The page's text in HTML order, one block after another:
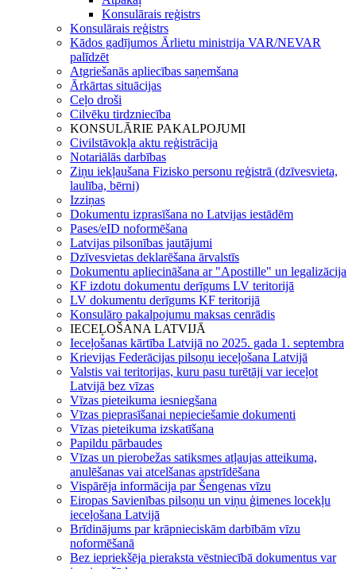
Konsulārais reģistrs
Konsulārais reģistrs
Kādos gadījumos Ārlietu ministrija VAR/NEVAR
palīdzēt
Atgriešanās apliecības saņemšana
Ārkārtas situācijas
Ceļo droši
Cilvēku tirdzniecība
KONSULĀRIE PAKALPOJUMI
Civilstāvokļa aktu reģistrācija
Notariālās darbības
Ziņu iekļaušana Fizisko personu reģistrā (dzīvesvieta,
laulība, bērni)
Izziņas
Dokumentu izprasīšana no Latvijas iestādēm
Pases/eID noformēšana
Latvijas pilsonības jautājumi
Dzīvesvietas deklarēšana ārvalstīs
Dokumentu apliecināšana ar "Apostille" un legalizācija
KF izdotu dokumentu derīgums LV teritorijā
LV dokumentu derīgums KF teritorijā
Konsulāro pakalpojumu maksas cenrādis
IECEĻOŠANA LATVIJĀ
Ieceļošanas kārtība Latvijā no 2025. gada 1. septembra
Krievijas Federācijas pilsoņu ieceļošana Latvijā
Valstis vai teritorijas, kuru pasu turētāji var ieceļot
Latvijā bez vīzas
Vīzas pieteikuma iesniegšana
Vīzas pieprasīšanai nepieciešamie dokumenti
Vīzas pieteikuma izskatīšana
Papildu pārbaudes
Vīzas un pierobežas satiksmes atļaujas atteikuma,
anulēšanas vai atcelšanas apstrīdēšana
Vispārēja informācija par Šengenas vīzu
Eiropas Savienības pilsoņu un viņu ģimenes locekļu
ieceļošana Latvijā
Brīdinājums par krāpnieciskām darbībām vīzu
noformēšanā
Bez iepriekšēja pieraksta vēstniecībā dokumentus var